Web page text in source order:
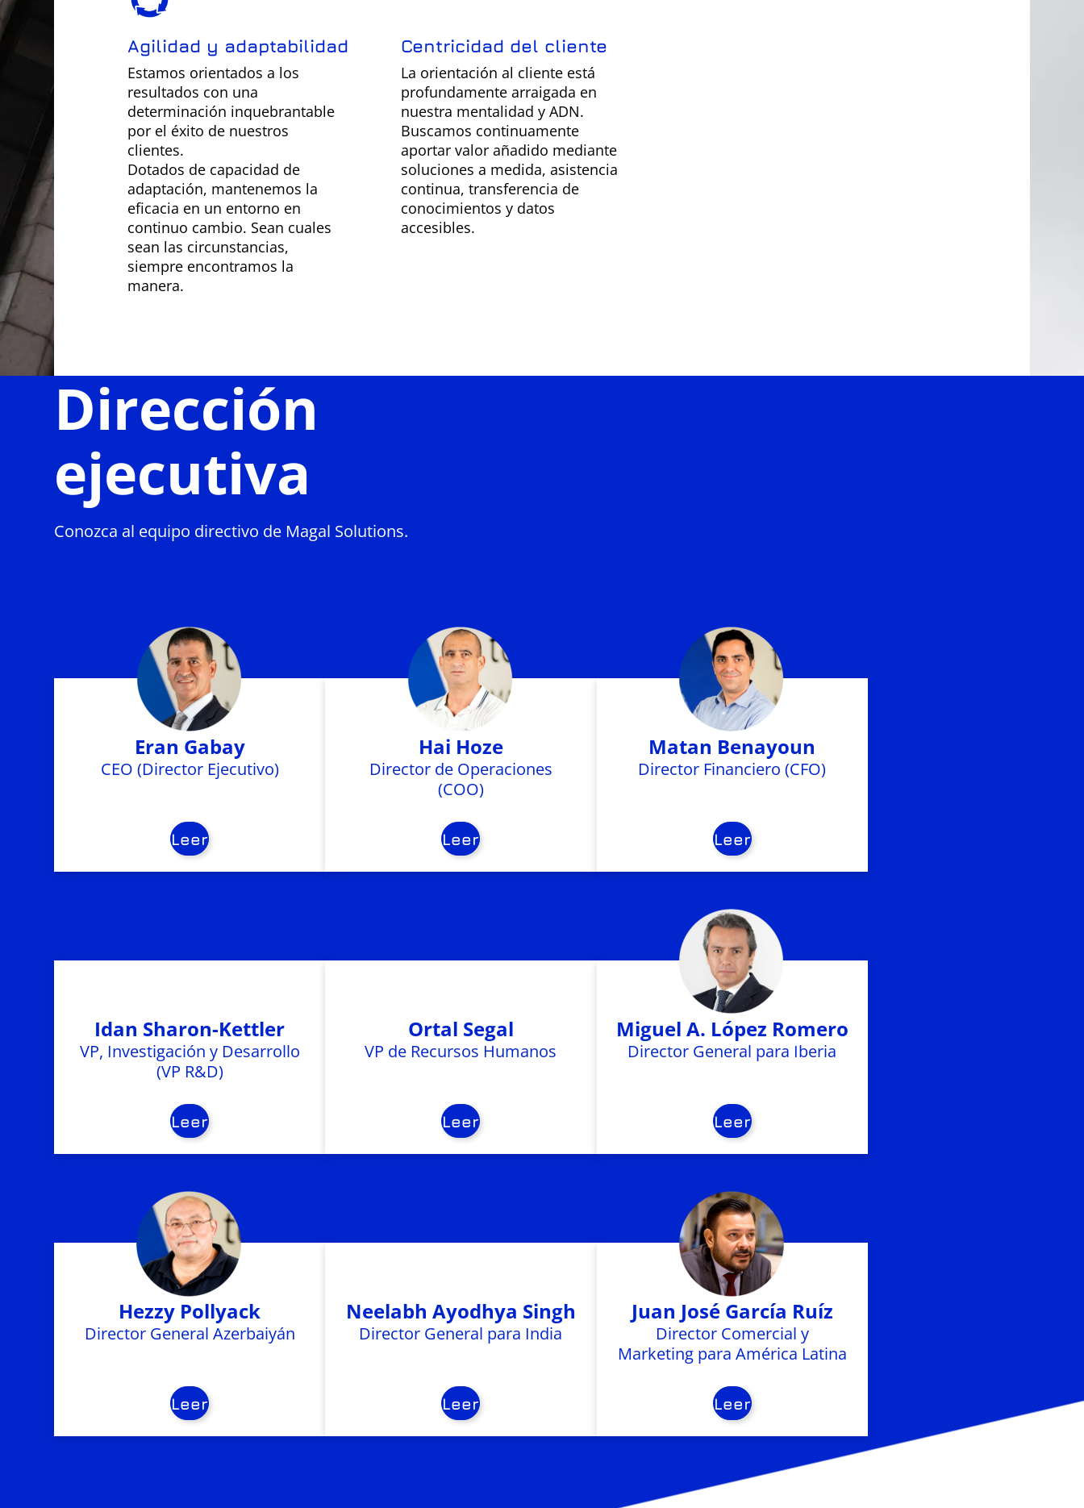
Agilidad y adaptabilidad
Estamos orientados a los
resultados con una
determinación inquebrantable
por el éxito de nuestros
clientes.
Dotados de capacidad de
adaptación, mantenemos la
eficacia en un entorno en
continuo cambio. Sean cuales
sean las circunstancias,
siempre encontramos la
manera.
Centricidad del cliente
La orientación al cliente está
profundamente arraigada en
nuestra mentalidad y ADN.
Buscamos continuamente
aportar valor añadido mediante
soluciones a medida, asistencia
continua, transferencia de
conocimientos y datos
accesibles.
Dirección
ejecutiva
Conozca al equipo directivo de Magal Solutions.
Eran Gabay
CEO (Director Ejecutivo)
Leer
Hai Hoze
Director de Operaciones
(COO)
Leer
Matan Benayoun
Director Financiero (CFO)
Leer
Idan Sharon-Kettler
VP, Investigación y Desarrollo
(VP R&D)
Leer
Ortal Segal
VP de Recursos Humanos
Leer
Miguel A. López Romero
Director General para Iberia
Leer
Hezzy Pollyack
Director General Azerbaiyán
Leer
Neelabh Ayodhya Singh
Director General para India
Leer
Juan José García Ruíz
Director Comercial y
Marketing para América Latina
Leer